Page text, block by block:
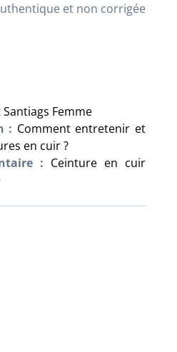
et non corrigée
Femme
: Comment entretenir et
en cuir ?
: Ceinture en cuir